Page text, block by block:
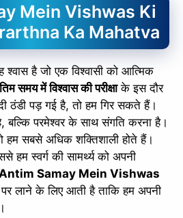
Mein Vishwas Ki
Ka Mahatva
श्वास है जो एक विश्वासी को आत्मिक
समय में विश्वास की परीक्षाके इस दौर
ठंडी पड़ गई है, तो हम गिर सकते हैं।
बल्कि परमेश्वर के साथ संगति करना है।
हम सबसे अधिक शक्तिशाली होते हैं।
हम स्वर्ग की सामर्थ्य को अपनी
Samay Mein Vishwas
लाने के लिए आती है ताकि हम अपनी